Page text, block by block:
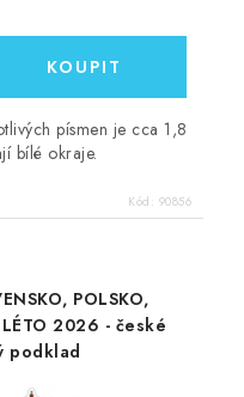
písmen je cca 1,8
bílé okraje.
Kód: 90856
POLSKO,
LÉTO 2026 - české
podklad